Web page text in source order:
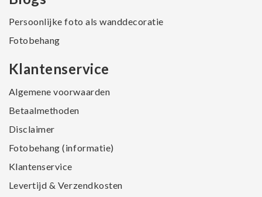
Persoonlijke foto als wanddecoratie
Fotobehang
Klantenservice
Algemene voorwaarden
Betaalmethoden
Disclaimer
Fotobehang (informatie)
Klantenservice
Levertijd & Verzendkosten